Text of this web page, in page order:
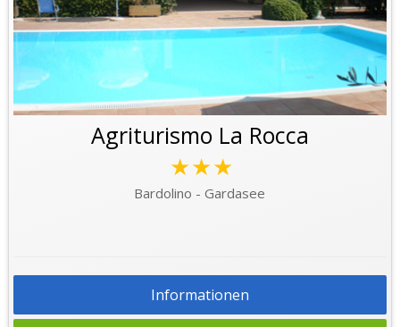
Agriturismo La Rocca
★★★
Bardolino - Gardasee
Informationen